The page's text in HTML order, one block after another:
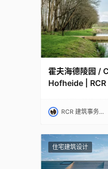
霍夫海德陵园 /
Hofheide | RCR
RCR 建筑事务所｜RCR Arquitectes
住宅建筑设计